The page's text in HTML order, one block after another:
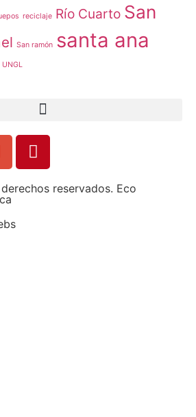
reciclaje Río Cuarto San
San ramón santa ana
UNGL
reservados. Eco